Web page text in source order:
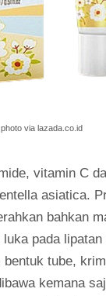
photo via lazada.co.id
vitamin C
asiatica.
bahkan
pada lipatan
tube,
kemana